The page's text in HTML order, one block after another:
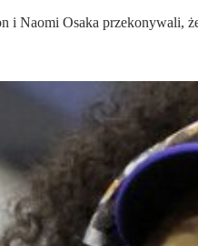
Naomi Osaka przekonywali,